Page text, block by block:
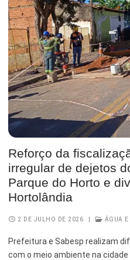
Saúde
Segurança Pública
Serviços Urbanos
Tecnologia e Inovação
Reforço da
irregular de dejetos
Parque do Horto e
Hortolândia
2 DE JULHO DE 2026 ÁGUA E
Prefeitura e Sabesp realizam
com o meio ambiente na